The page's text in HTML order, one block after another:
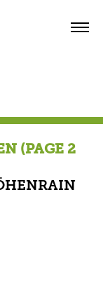
(PAGE 2